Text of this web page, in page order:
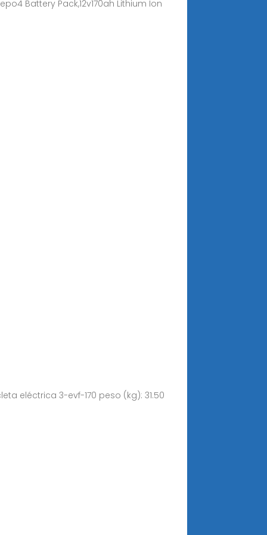
Battery Pack,12v170ah Lithium Ion
eléctrica 3-evf-170 peso (kg): 31.50